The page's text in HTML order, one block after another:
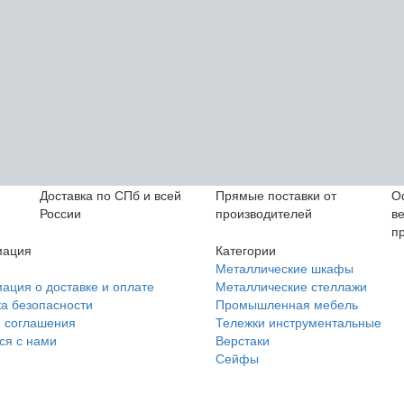
Доставка по СПб и всей
России
Прямые поставки от
производителей
о доставке и оплате
безопасности
соглашения
с нами
Категории
Металлические шкафы
Металлические стеллажи
Промышленная мебель
Тележки инструментальные
Верстаки
Сейфы